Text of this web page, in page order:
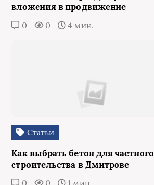
вложения в продвижение
0 0 4 мин.
Статьи
Как выбрать бетон для частного
строительства в Дмитрове
0 0 1 мин.